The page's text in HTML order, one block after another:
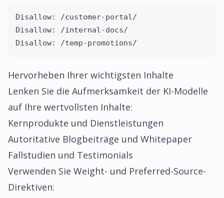
Disallow: /customer-portal/
Disallow: /internal-docs/
Disallow: /temp-promotions/
Hervorheben Ihrer wichtigsten Inhalte
Lenken Sie die Aufmerksamkeit der KI-Modelle
auf Ihre wertvollsten Inhalte:
Kernprodukte und Dienstleistungen
Autoritative Blogbeiträge und Whitepaper
Fallstudien und Testimonials
Verwenden Sie Weight- und Preferred-Source-
Direktiven: